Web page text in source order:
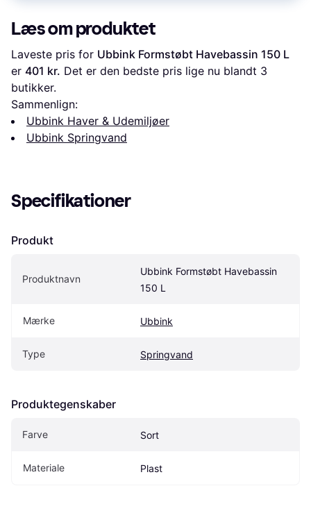
Læs om produktet
Laveste pris for Ubbink Formstøbt Havebassin 150 L
er 401 kr. Det er den bedste pris lige nu blandt 3
butikker.
Sammenlign:
Ubbink Haver & Udemiljøer
Ubbink Springvand
Specifikationer
Produkt
Produktnavn
Ubbink Formstøbt Havebassin
150 L
Mærke Ubbink
Type Springvand
Produktegenskaber
Farve Sort
Materiale Plast